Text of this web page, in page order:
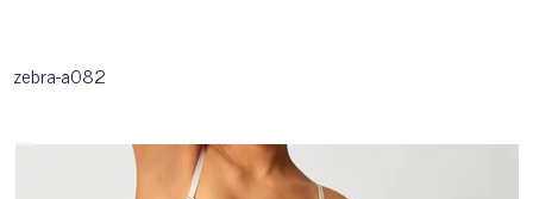
zebra-a082